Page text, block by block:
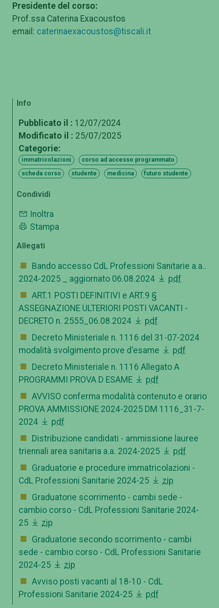
Presidente del corso:
Prof.ssa Caterina Exacoustos
email: caterinaexacoustos@tiscali.it
Info
Pubblicato il : 12/07/2024
Modificato il : 25/07/2025
Categorie:
immatricolazioni
corso ad accesso programmato
scheda corso
studente medicina futuro studente
Condividi
Inoltra
Stampa
Allegati
Bando accesso CdL Professioni Sanitarie a.a..
2024-2025 _ aggiornato 06.08.2024
pdf
ART.1 POSTI DEFINITIVI e ART.9 §
ASSEGNAZIONE ULTERIORI POSTI VACANTI -
DECRETO n. 2555_06.08.2024
pdf
Decreto Ministeriale n. 1116 del 31-07-2024
modalità svolgimento prove d'esame
pdf
Decreto Ministeriale n. 1116 Allegato A
PROGRAMMI PROVA D ESAME
pdf
AVVISO conferma modalità contenuto e orario
PROVA AMMISSIONE 2024-2025 DM 1116_31-7-
2024
pdf
Distribuzione candidati - ammissione lauree
triennali area sanitaria a.a. 2024-2025
pdf
Graduatorie e procedure immatricolazioni -
CdL Professioni Sanitarie 2024-25
zip
Graduatorie scorrimento - cambi sede -
cambio corso - CdL Professioni Sanitarie 2024-
25
zip
Graduatorie secondo scorrimento - cambi
sede - cambio corso - CdL Professioni Sanitarie
2024-25
zip
Avviso posti vacanti al 18-10 - CdL
Professioni Sanitarie 2024-25
pdf